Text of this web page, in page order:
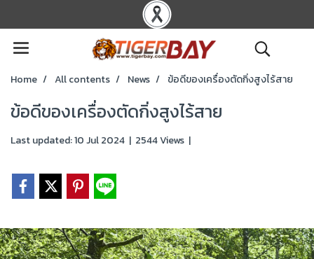
Home All contents News ข้อดีของเครื่องตัดกิ่งสูงไร้สาย
ข้อดีของเครื่องตัดกิ่งสูงไร้สาย
Last updated: 10 Jul 2024 | 2544 Views |